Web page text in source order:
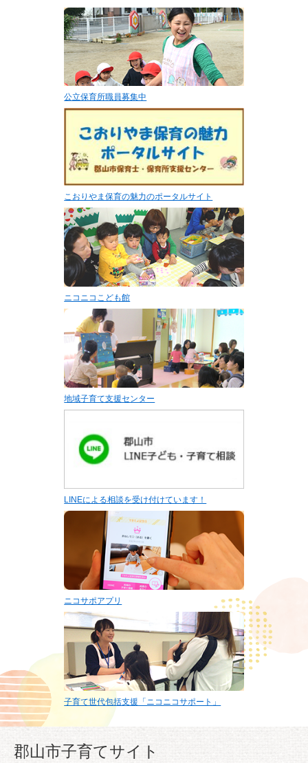
公立保育所職員募集中
こおりやま保育の魅力のポータルサイト
ニコニコこども館
地域子育て支援センター
LINEによる相談を受け付けています！
ニコサポアプリ
子育て世代包括支援「ニコニコサポート」
郡山市子育てサイト